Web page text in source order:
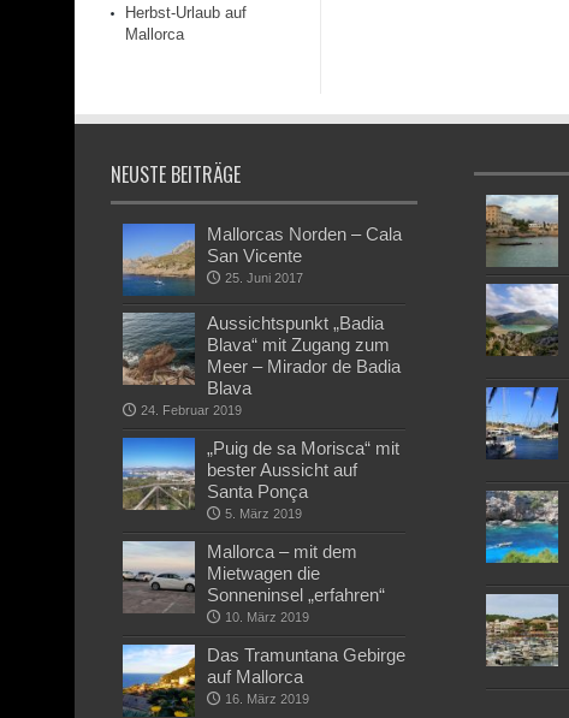
Herbst-Urlaub auf
Mallorca
NEUSTE BEITRÄGE
Mallorcas Norden – Cala
San Vicente
25. Juni 2017
Aussichtspunkt „Badia
Blava“ mit Zugang zum
Meer – Mirador de Badia
Blava
24. Februar 2019
„Puig de sa Morisca“ mit
bester Aussicht auf
Santa Ponça
5. März 2019
Mallorca – mit dem
Mietwagen die
Sonneninsel „erfahren“
10. März 2019
Das Tramuntana Gebirge
auf Mallorca
16. März 2019